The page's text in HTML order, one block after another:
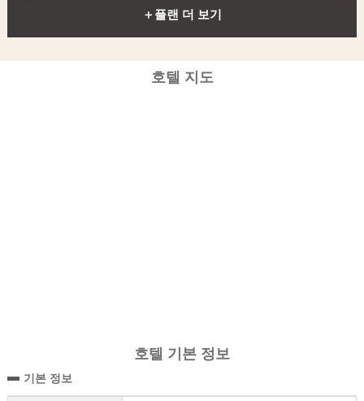
＋플랜 더 보기
호텔 지도
호텔 기본 정보
기본 정보